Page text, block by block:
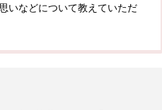
いなどについて教えていただ